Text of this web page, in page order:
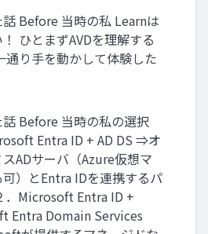
Before 当時の私 Learnは
ひとまずAVDを理解する
通り手を動かして体験した
Before 当時の私の選択
Entra ID + AD DS ⇒オ
ADサーバ（Azure仮想マ
可）とEntra IDを連携するパ
．Microsoft Entra ID +
Entra Domain Services